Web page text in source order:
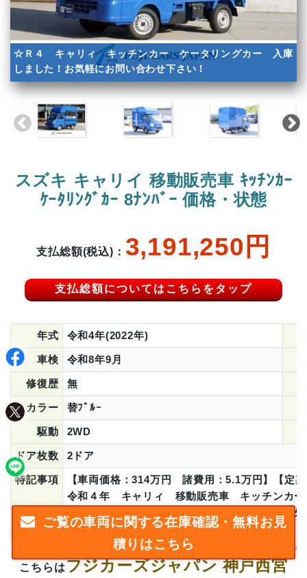
☆Ｒ４ キャリィ キッチンカー ケータリングカー 入庫
しました！お気軽にお問い合わせ下さい！
スズキ キャリイ 移動販売車 ｷｯﾁﾝｶｰ
ｹｰﾀﾘﾝｸﾞｶｰ 8ﾅﾝﾊﾞｰ 価格・状態
支払総額(税込)： 3,191,250円
支払総額についてはこちらをタップ
年式 令和4年(2022年)
車検 令和8年9月
修復歴 無
カラー 替ﾌﾞﾙｰ
駆動 2WD
ドア枚数 2ドア
特記事項
【車両価格：314万円 諸費用：5.1万円】【定
令和４年 キャリィ 移動販売車 キッチンカ
２００Ｌ給排水タンク 冷凍冷蔵庫 換気
全国登録納車承ります。お気軽にお問い合わ
こちらはフジカーズジャパン 神戸西宮
ご覧の車両に関する在庫確認・無料お見
積りはこちら